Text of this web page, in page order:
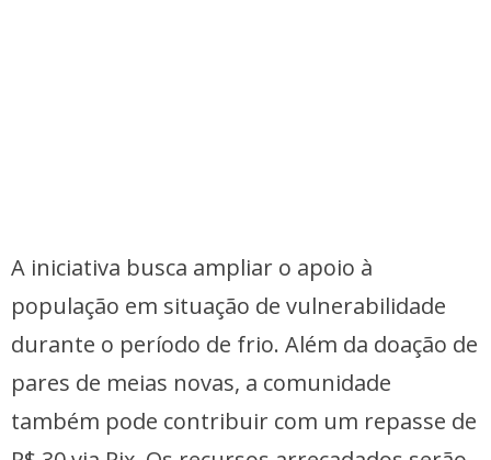
A iniciativa busca ampliar o apoio à
população em situação de vulnerabilidade
durante o período de frio. Além da doação de
pares de meias novas, a comunidade
também pode contribuir com um repasse de